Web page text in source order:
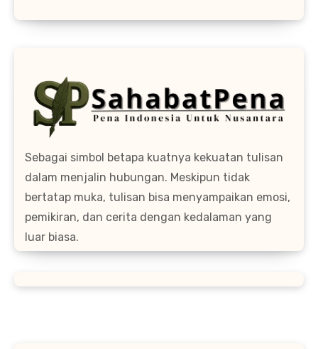
Sebagai simbol betapa kuatnya kekuatan tulisan
dalam menjalin hubungan. Meskipun tidak
bertatap muka, tulisan bisa menyampaikan emosi,
pemikiran, dan cerita dengan kedalaman yang
luar biasa.